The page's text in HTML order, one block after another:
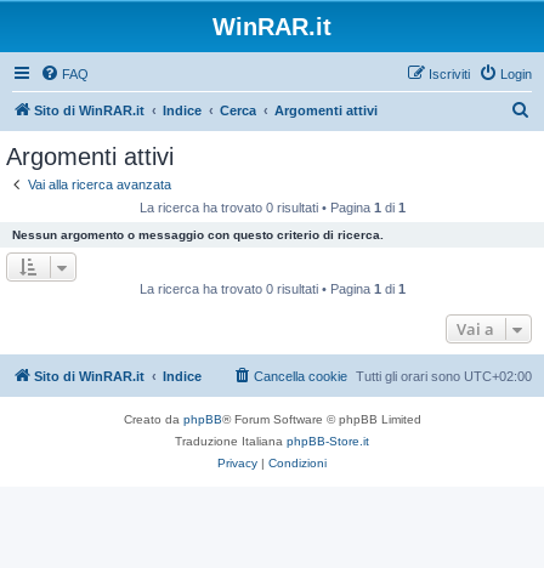
WinRAR.it
FAQ Login
Iscriviti
Sito di WinRAR.it Indice Cerca Argomenti attivi
Argomenti attivi
Vai alla ricerca avanzata
La ricerca ha trovato 0 risultati • Pagina 1 di 1
Nessun argomento o messaggio con questo criterio di ricerca.
La ricerca ha trovato 0 risultati • Pagina 1 di 1
Vai a
Sito di WinRAR.it Indice Tutti gli orari sono UTC+02:00
Cancella cookie
Creato da phpBB® Forum Software © phpBB Limited
Traduzione Italiana phpBB-Store.it
Privacy | Condizioni